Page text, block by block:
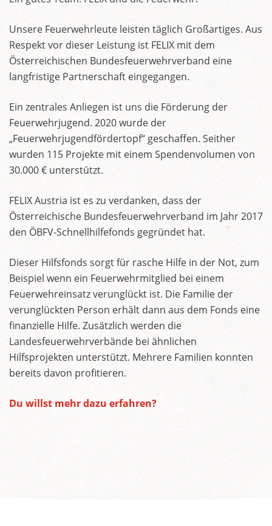
Unsere Feuerwehrleute leisten täglich Großartiges. Aus
Respekt vor dieser Leistung ist FELIX mit dem
Österreichischen Bundesfeuerwehrverband eine
langfristige Partnerschaft eingegangen.
Ein zentrales Anliegen ist uns die Förderung der
Feuerwehrjugend. 2020 wurde der
„Feuerwehrjugendfördertopf“ geschaffen. Seither
wurden 115 Projekte mit einem Spendenvolumen von
30.000 € unterstützt.
FELIX Austria ist es zu verdanken, dass der
Österreichische Bundesfeuerwehrverband im Jahr 2017
den ÖBFV-Schnellhilfefonds gegründet hat.
Dieser Hilfsfonds sorgt für rasche Hilfe in der Not, zum
Beispiel wenn ein Feuerwehrmitglied bei einem
Feuerwehreinsatz verunglückt ist. Die Familie der
verunglückten Person erhält dann aus dem Fonds eine
finanzielle Hilfe. Zusätzlich werden die
Landesfeuerwehrverbände bei ähnlichen
Hilfsprojekten unterstützt. Mehrere Familien konnten
bereits davon profitieren.
Du willst mehr dazu erfahren?